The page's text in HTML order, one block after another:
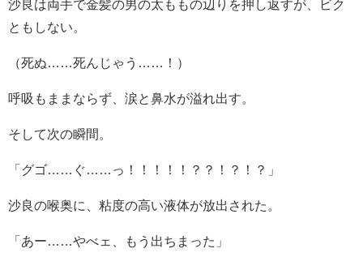
沙良は両手で金髪の男の太ももの辺りを押し返すが、ビク
ともしない。
（死ぬ……死んじゃう……！）
呼吸もままならず、涙と鼻水が溢れ出す。
そして次の瞬間。
「グゴ……ぐ……っ！！！！！？？！？！？」
沙良の喉奥に、粘度の高い液体が放出された。
「あー……やべェ、もう出ちまった」